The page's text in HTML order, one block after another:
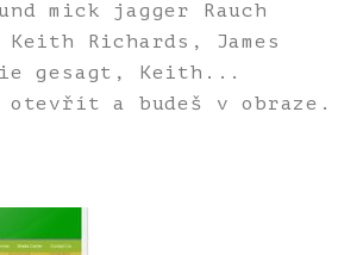
mick jagger Rauch
Richards, James
gesagt, Keith...
a budeš v obraze.